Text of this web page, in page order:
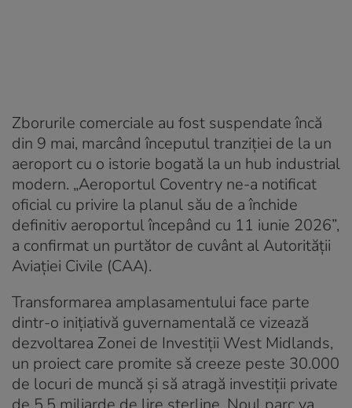
Zborurile comerciale au fost suspendate încă
din 9 mai, marcând începutul tranziției de la un
aeroport cu o istorie bogată la un hub industrial
modern. „Aeroportul Coventry ne-a notificat
oficial cu privire la planul său de a închide
definitiv aeroportul începând cu 11 iunie 2026”,
a confirmat un purtător de cuvânt al Autorității
Aviației Civile (CAA).
Transformarea amplasamentului face parte
dintr-o inițiativă guvernamentală ce vizează
dezvoltarea Zonei de Investiții West Midlands,
un proiect care promite să creeze peste 30.000
de locuri de muncă și să atragă investiții private